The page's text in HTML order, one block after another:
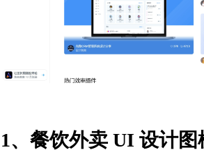
1、餐饮外卖 UI 设计图